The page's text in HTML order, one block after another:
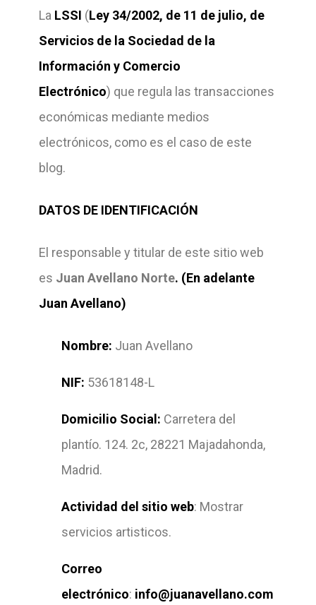
La LSSI (Ley 34/2002, de 11 de julio, de
Servicios de la Sociedad de la
Información y Comercio
Electrónico) que regula las transacciones
económicas mediante medios
electrónicos, como es el caso de este
blog.
DATOS DE IDENTIFICACIÓN
El responsable y titular de este sitio web
es Juan Avellano Norte. (En adelante
Juan Avellano)
Nombre: Juan Avellano
NIF: 53618148-L
Domicilio Social: Carretera del
plantío. 124. 2c, 28221 Majadahonda,
Madrid.
Actividad del sitio web: Mostrar
servicios artisticos.
Correo
electrónico: info@juanavellano.com